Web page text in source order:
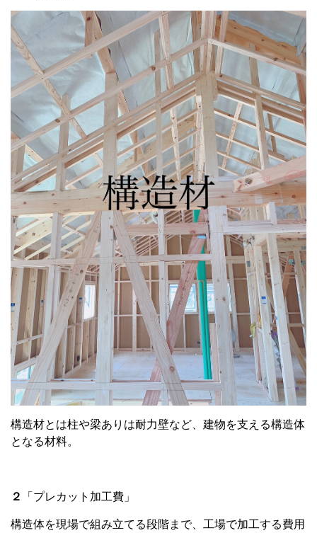
構造材とは柱や梁ありは耐力壁など、建物を支える構造体
となる材料。
２ 「プレカット加工費」
構造体を現場で組み立てる段階まで、工場で加工する費用